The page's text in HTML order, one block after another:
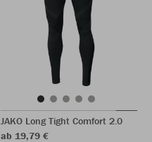
JAKO Long Tight Comfort 2.0
ab 19,79 €